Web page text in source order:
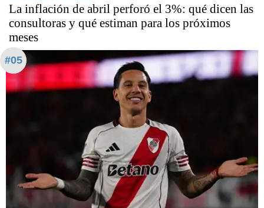
La inflación de abril perforó el 3%: qué dicen las
consultoras y qué estiman para los próximos
meses
#05